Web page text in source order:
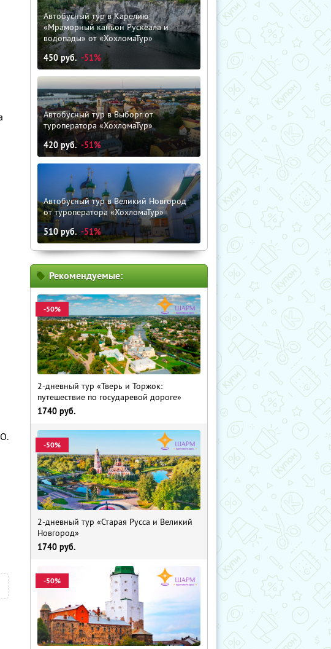
Автобусный тур в Карелию
«Мраморный каньон Рускеала и
водопады» от «ХохломаТур»
450руб. -51%
Автобусный тур в Выборг от
туроператора «ХохломаТур»
420руб. -51%
Автобусный тур в Великий Новгород
от туроператора «ХохломаТур»
510руб. -51%
Рекомендуемые:
-50%
2-дневный тур «Тверь и Торжок:
путешествие по государевой дороге»
1740 руб.
-50%
2-дневный тур «Старая Русса и Великий
Новгород»
1740 руб.
-50%